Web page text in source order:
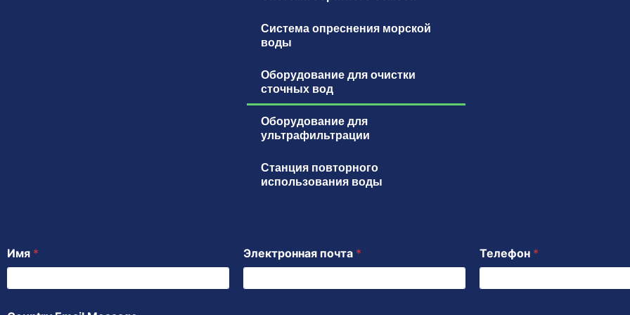
Система опреснения морской
воды
Оборудование для очистки
сточных вод
Оборудование для
ультрафильтрации
Станция повторного
использования воды
Имя * Электронная почта * Телефон *